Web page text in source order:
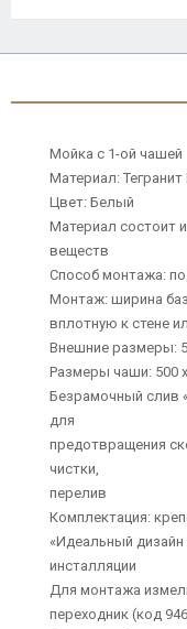
Мойка с 1-ой чашей
Материал:
Цвет: Белый
Материал состоит
веществ
Способ монтажа:
Монтаж: ширина
вплотную к стене
Внешние размеры:
Размеры чаши: 500
Безрамочный слив
для
предотвращения
чистки,
перелив
Комплектация:
«Идеальный дизайн
инсталляции
Для монтажа
переходник (код